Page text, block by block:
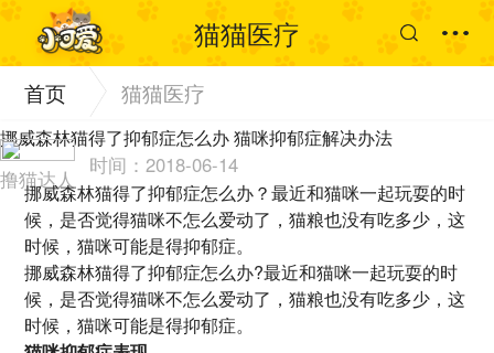
猫猫医疗
首页 猫猫医疗
挪威森林猫得了抑郁症怎么办 猫咪抑郁症解决办法
撸猫达人
时间：2018-06-14
挪威森林猫得了抑郁症怎么办？最近和猫咪一起玩耍的时
候，是否觉得猫咪不怎么爱动了，猫粮也没有吃多少，这
时候，猫咪可能是得抑郁症。
挪威森林猫得了抑郁症怎么办?最近和猫咪一起玩耍的时
候，是否觉得猫咪不怎么爱动了，猫粮也没有吃多少，这
时候，猫咪可能是得抑郁症。